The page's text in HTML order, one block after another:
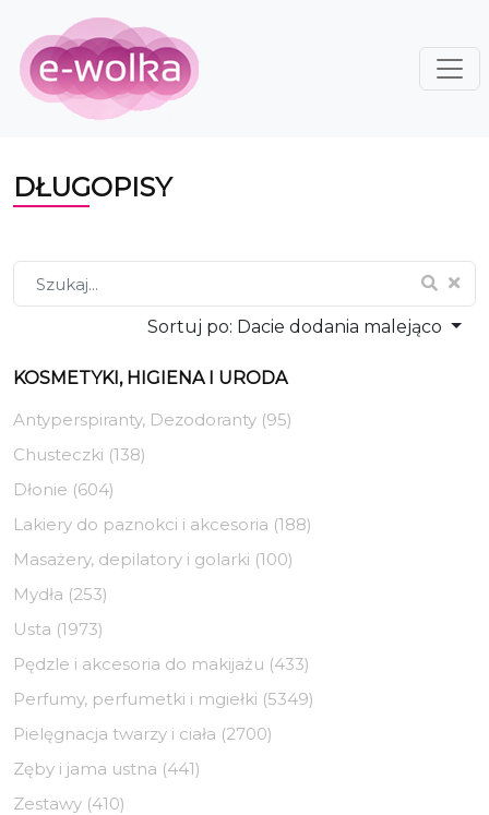
DŁUGOPISY
Sortuj po: Dacie dodania malejąco
KOSMETYKI, HIGIENA I URODA
Antyperspiranty, Dezodoranty (95)
Chusteczki (138)
Dłonie (604)
Lakiery do paznokci i akcesoria (188)
Masażery, depilatory i golarki (100)
Mydła (253)
Usta (1973)
Pędzle i akcesoria do makijażu (433)
Perfumy, perfumetki i mgiełki (5349)
Pielęgnacja twarzy i ciała (2700)
Zęby i jama ustna (441)
Zestawy (410)